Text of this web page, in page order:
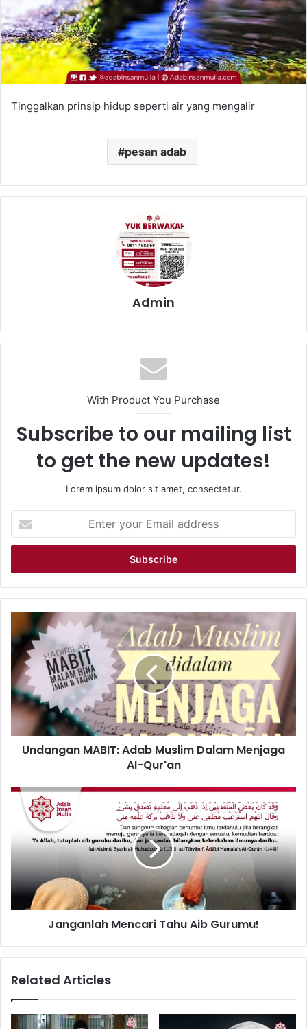
Tinggalkan prinsip hidup seperti air yang mengalir
pesan adab
Admin
With Product You Purchase
Subscribe to our mailing list
to get the new updates!
Lorem ipsum dolor sit amet, consectetur.
your
Email
Undangan
MABIT:
Adab
Muslim
Dalam
Menjaga
Al-
Qur'an
Undangan MABIT: Adab Muslim Dalam Menjaga
Al-Qur'an
Janganlah
Mencari
Tahu
Gurumu!
Janganlah Mencari Tahu Aib Gurumu!
Related Articles